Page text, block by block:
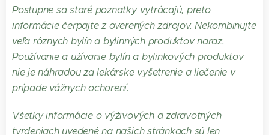
Postupne sa staré poznatky vytrácajú, preto
informácie čerpajte z overených zdrojov. Nekombinujte
veľa rôznych bylín a bylinných produktov naraz.
Používanie a užívanie bylín a bylinkových produktov
nie je náhradou za lekárske vyšetrenie a liečenie v
prípade vážnych ochorení.
Všetky informácie o výživových a zdravotných
tvrdeniach uvedené na našich stránkach sú len